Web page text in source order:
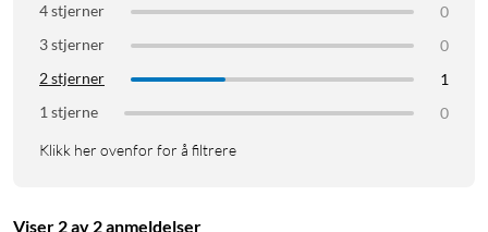
4 stjerner
0
3 stjerner
0
2 stjerner
1
1 stjerne
0
Klikk her ovenfor for å filtrere
Viser 2 av 2 anmeldelser